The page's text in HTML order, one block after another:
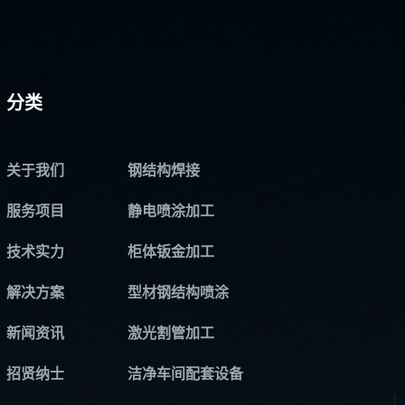
分类
关于我们
服务项目
技术实力
解决方案
新闻资讯
招贤纳士
钢结构焊接
静电喷涂加工
柜体钣金加工
型材钢结构喷涂
激光割管加工
洁净车间配套设备